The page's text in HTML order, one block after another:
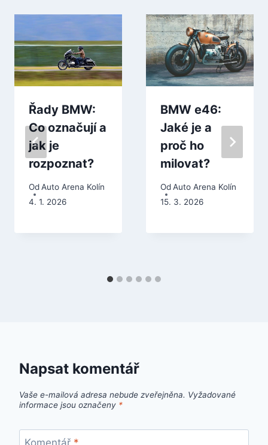
Řady BMW:
Co označují a
jak je
rozpoznat?
OdAuto Arena Kolín
4. 1. 2026
BMW e46:
Jaké je a
proč ho
milovat?
OdAuto Arena Kolín
15. 3. 2026
Napsat komentář
Vaše e-mailová adresa nebude zveřejněna. Vyžadované
informace jsou označeny *